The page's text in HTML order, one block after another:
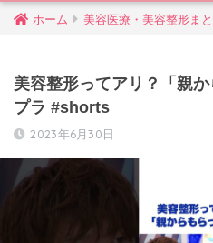
ホーム 美容医療・美容整形ま
美容整形ってアリ？「親
プラ #shorts
2023年6月30日